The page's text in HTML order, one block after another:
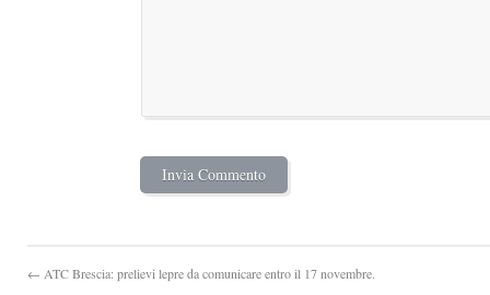
← ATC Brescia: prelievi lepre da comunicare entro il 17 novembre.